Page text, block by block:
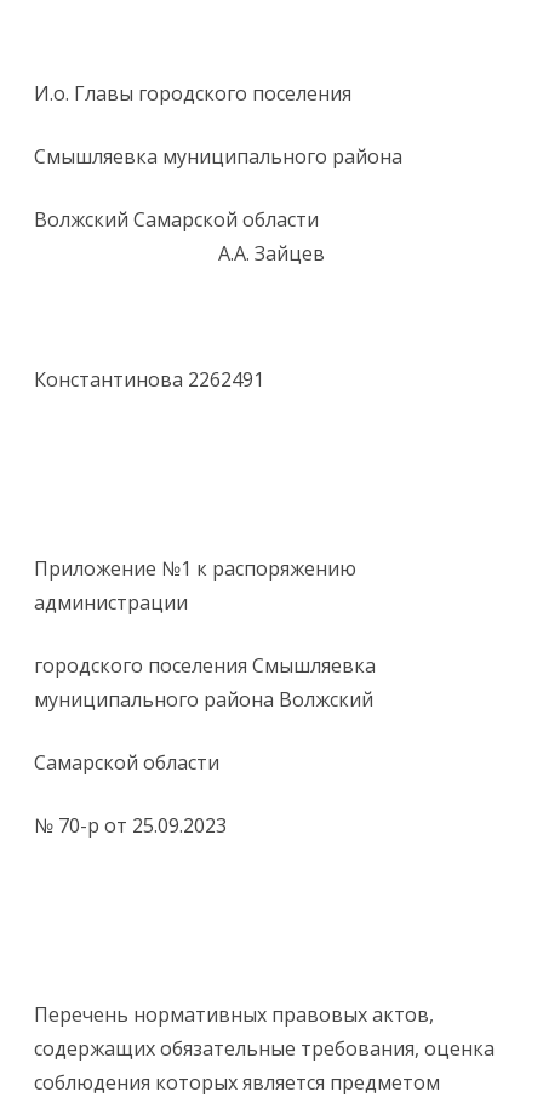
И.о. Главы городского поселения
Смышляевка муниципального района
Волжский Самарской области
А.А. Зайцев
Константинова 2262491
Приложение №1 к распоряжению
администрации
городского поселения Смышляевка
муниципального района Волжский
Самарской области
№ 70-р от 25.09.2023
Перечень нормативных правовых актов,
содержащих обязательные требования, оценка
соблюдения которых является предметом